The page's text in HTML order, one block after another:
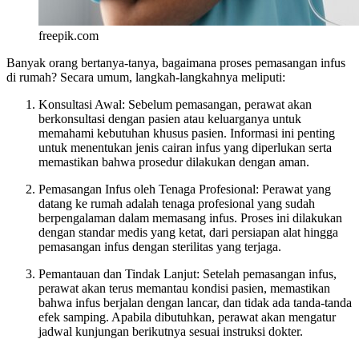
freepik.com
Banyak orang bertanya-tanya, bagaimana proses pemasangan infus
di rumah? Secara umum, langkah-langkahnya meliputi:
Konsultasi Awal: Sebelum pemasangan, perawat akan
berkonsultasi dengan pasien atau keluarganya untuk
memahami kebutuhan khusus pasien. Informasi ini penting
untuk menentukan jenis cairan infus yang diperlukan serta
memastikan bahwa prosedur dilakukan dengan aman.
Pemasangan Infus oleh Tenaga Profesional: Perawat yang
datang ke rumah adalah tenaga profesional yang sudah
berpengalaman dalam memasang infus. Proses ini dilakukan
dengan standar medis yang ketat, dari persiapan alat hingga
pemasangan infus dengan sterilitas yang terjaga.
Pemantauan dan Tindak Lanjut: Setelah pemasangan infus,
perawat akan terus memantau kondisi pasien, memastikan
bahwa infus berjalan dengan lancar, dan tidak ada tanda-tanda
efek samping. Apabila dibutuhkan, perawat akan mengatur
jadwal kunjungan berikutnya sesuai instruksi dokter.